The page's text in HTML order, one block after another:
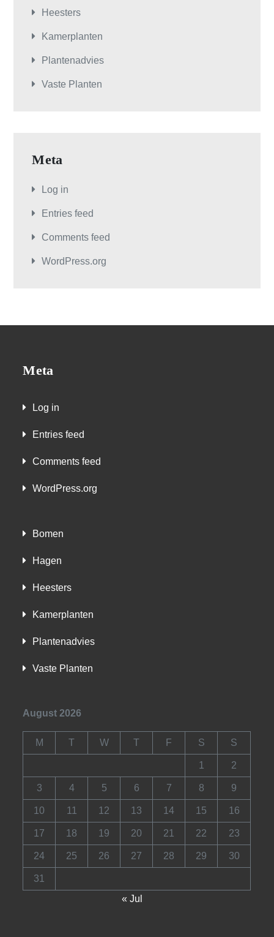
Heesters
Kamerplanten
Plantenadvies
Vaste Planten
Meta
Log in
Entries feed
Comments feed
WordPress.org
Meta
Log in
Entries feed
Comments feed
WordPress.org
Bomen
Hagen
Heesters
Kamerplanten
Plantenadvies
Vaste Planten
August 2026
M T W T F S S
1 2
3 4 5 6 7 8 9
10 11 12 13 14 15 16
17 18 19 20 21 22 23
24 25 26 27 28 29 30
31
« Jul